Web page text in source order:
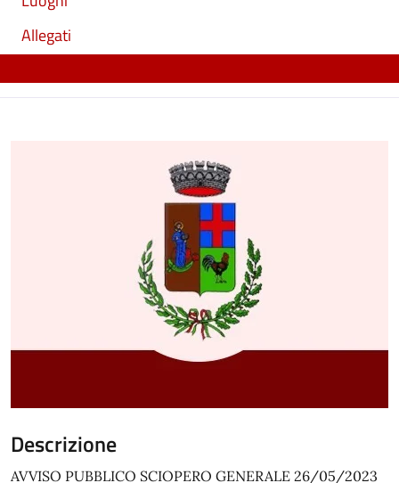
Allegati
Descrizione
AVVISO PUBBLICO SCIOPERO GENERALE 26/05/2023